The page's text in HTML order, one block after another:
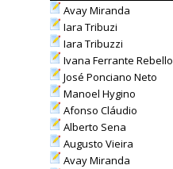
Avay Miranda
Iara Tribuzi
Iara Tribuzzi
Ivana Ferrante Rebello
José Ponciano Neto
Manoel Hygino
Afonso Cláudio
Alberto Sena
Augusto Vieira
Avay Miranda